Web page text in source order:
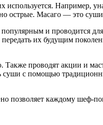
используется.
острые. Масаго — это
и проводится
их будущим
Также проводят акции и
суши с помощью
позволяет каждому шеф-